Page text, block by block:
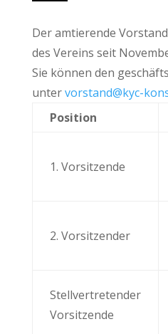
Der amtierende
des Vereins seit
Sie können den
untervorstand@kyc-
Position
1. Vorsitzende
2. Vorsitzender
Stellvertretender
Vorsitzende